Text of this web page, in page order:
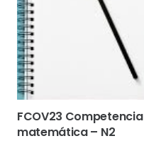
FCOV23 Competencia
matemática – N2